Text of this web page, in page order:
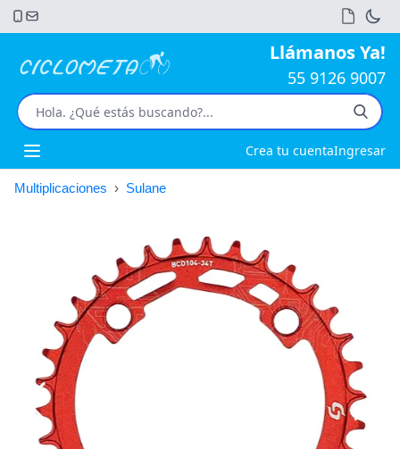
Llámanos Ya!
55 9126 9007
Open main menu Crea tu cuentaIngresar
Multiplicaciones › Sulane